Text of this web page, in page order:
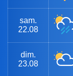
sam.
22.08
dim.
23.08